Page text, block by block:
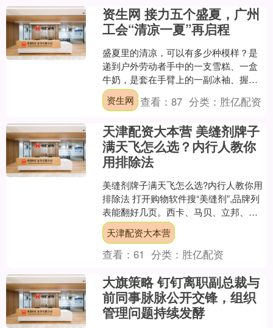
资生网 接力五个盛夏，广州
工会“清凉一夏”再启程
盛夏里的清凉，可以有多少种模样？是
递到户外劳动者手中的一支雪糕、一盒
牛奶，是套在手臂上的一副冰袖、握在
掌心的一台便携风扇，也是一次体检、
一次义诊、一次坐下来理发....
资生网 查看：87 分类： 胜亿配资
天津配资大本营 美缝剂牌子
满天飞怎么选？内行人教你
用排除法
美缝剂牌子满天飞怎么选?内行人教你用
排除法 打开购物软件搜“美缝剂”,品牌列
表能翻好几页。西卡、马贝、立邦、三
棵树、东方雨虹、卓高、嘉宝莉、老顽
固……光看名字就....
天津配资大本营
查看：61 分类： 胜亿配资
大旗策略 钉钉离职副总裁与
前同事脉脉公开交锋，组织
管理问题持续发酵